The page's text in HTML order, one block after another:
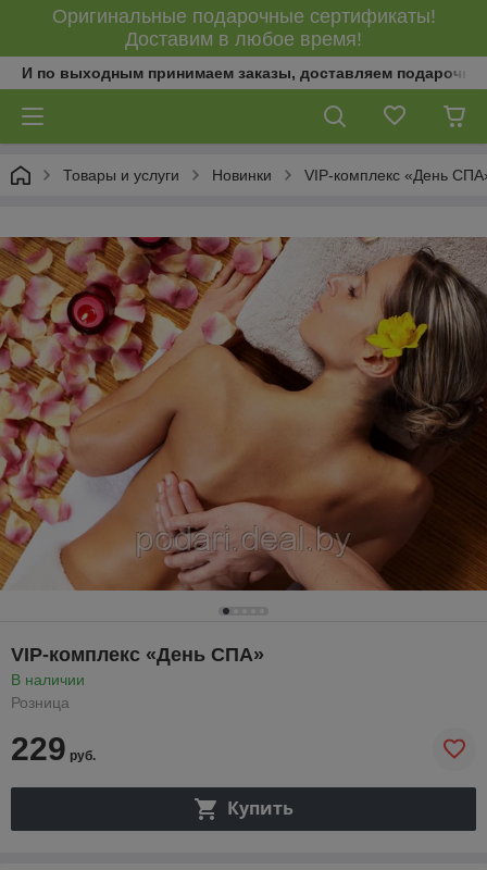
Оригинальные подарочные сертификаты!
Доставим в любое время!
И по выходным принимаем заказы, доставляем
Товары и услуги Новинки VIP-комплекс «День
VIP-комплекс «День СПА»
В наличии
Розница
229 руб.
Купить